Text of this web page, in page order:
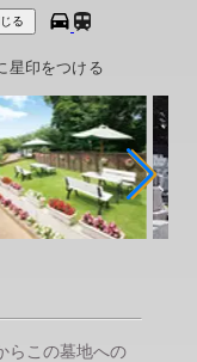
る
星印をつける
らこの墓地への